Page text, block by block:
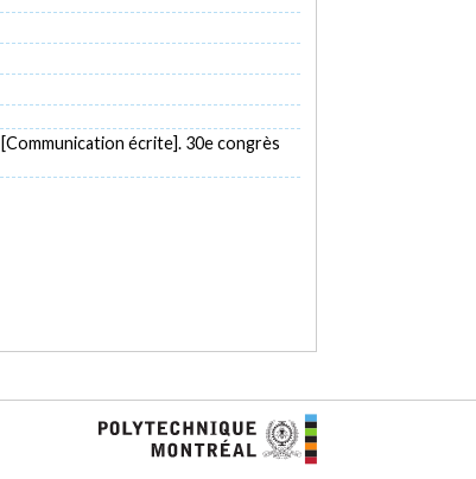
[Communication écrite]. 30e congrès